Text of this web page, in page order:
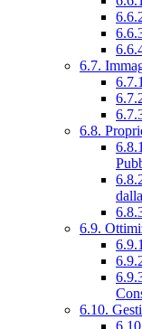
6.7.
6.8.
6.9.
6.10.